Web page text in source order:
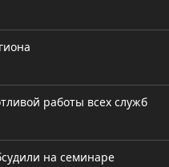
работы всех служб
на семинаре